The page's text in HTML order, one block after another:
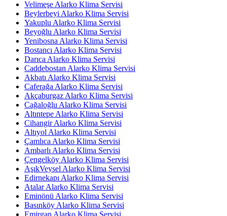
Velimeşe Alarko Klima Servisi
Beylerbeyi Alarko Klima Servisi
Yakuplu Alarko Klima Servisi
Beyoğlu Alarko Klima Servisi
Yenibosna Alarko Klima Servisi
Bostancı Alarko Klima Servisi
Darıca Alarko Klima Servisi
Caddebostan Alarko Klima Servisi
Akbatı Alarko Klima Servisi
Caferağa Alarko Klima Servisi
Akçaburgaz Alarko Klima Servisi
Cağaloğlu Alarko Klima Servisi
Altıntepe Alarko Klima Servisi
Cihangir Alarko Klima Servisi
Altıyol Alarko Klima Servisi
Çamlıca Alarko Klima Servisi
Ambarlı Alarko Klima Servisi
Çengelköy Alarko Klima Servisi
AşıkVeysel Alarko Klima Servisi
Edirnekapı Alarko Klima Servisi
Atalar Alarko Klima Servisi
Eminönü Alarko Klima Servisi
Basınköy Alarko Klima Servisi
Emirgan Alarko Klima Servisi